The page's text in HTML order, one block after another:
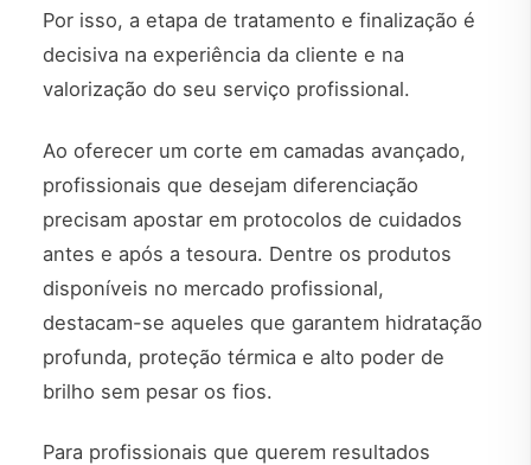
Por isso, a etapa de tratamento e finalização é
decisiva na experiência da cliente e na
valorização do seu serviço profissional.
Ao oferecer um corte em camadas avançado,
profissionais que desejam diferenciação
precisam apostar em protocolos de cuidados
antes e após a tesoura. Dentre os produtos
disponíveis no mercado profissional,
destacam-se aqueles que garantem hidratação
profunda, proteção térmica e alto poder de
brilho sem pesar os fios.
Para profissionais que querem resultados